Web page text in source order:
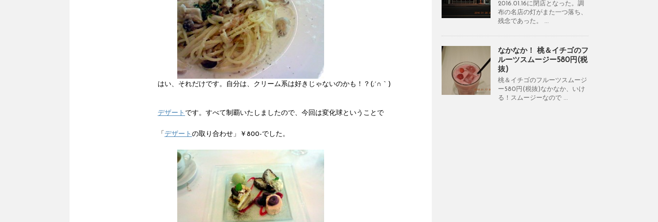
はい、それだけです。自分は、クリーム系は好きじゃないのかも！？(;´∩｀)
デザート です。すべて制覇いたしましたので、今回は変化球ということで
「 デザート の取り合わせ」￥800-でした。
2016.01.16に閉店となった。調
布の名店の灯がまた一つ落ち、
残念であった。 ...
なかなか！ 桃＆イチゴのフ
ルーツスムージー580円(税
抜)
桃＆イチゴのフルーツスムージ
ー580円(税抜)なかなか、いけ
る！スムージーなので ...